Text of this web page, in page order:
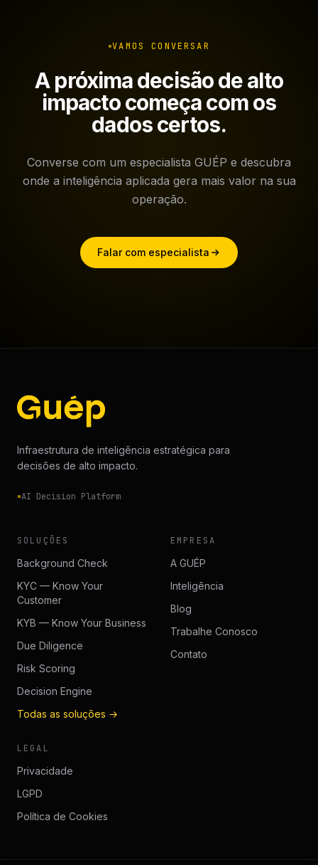
VAMOS CONVERSAR
A próxima decisão de alto
impacto começa com os
dados certos.
Converse com um especialista GUÉP e descubra
onde a inteligência aplicada gera mais valor na sua
operação.
Falar com especialista
Infraestrutura de inteligência estratégica para
decisões de alto impacto.
AI Decision Platform
SOLUÇÕES
Background Check
KYC — Know Your
Customer
KYB — Know Your Business
Due Diligence
Risk Scoring
Decision Engine
Todas as soluções →
EMPRESA
A GUÉP
Inteligência
Blog
Trabalhe Conosco
Contato
LEGAL
Privacidade
LGPD
Política de Cookies